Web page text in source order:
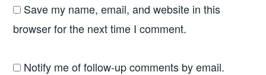
Save my name, email, and website in this
browser for the next time I comment.
Notify me of follow-up comments by email.